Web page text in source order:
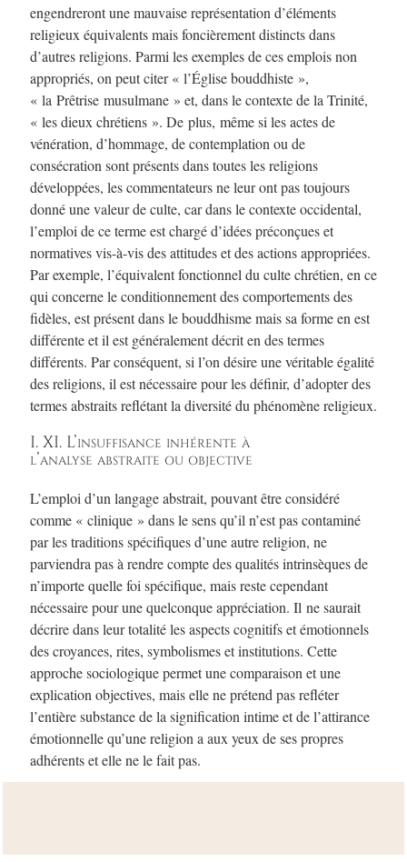
engendreront une mauvaise représentation d’éléments
religieux équivalents mais foncièrement distincts dans
d’autres religions. Parmi les exemples de ces emplois non
appropriés, on peut citer « l’Église bouddhiste »,
« la Prêtrise musulmane » et, dans le contexte de la Trinité,
« les dieux chrétiens ». De plus, même si les actes de
vénération, d’hommage, de contemplation ou de
consécration sont présents dans toutes les religions
développées, les commentateurs ne leur ont pas toujours
donné une valeur de culte, car dans le contexte occidental,
l’emploi de ce terme est chargé d’idées préconçues et
normatives vis-à-vis des attitudes et des actions appropriées.
Par exemple, l’équivalent fonctionnel du culte chrétien, en ce
qui concerne le conditionnement des comportements des
fidèles, est présent dans le bouddhisme mais sa forme en est
différente et il est généralement décrit en des termes
différents. Par conséquent, si l’on désire une véritable égalité
des religions, il est nécessaire pour les définir, d’adopter des
termes abstraits reflétant la diversité du phénomène religieux.
I. XI. L’insuffisance inhérente à
l’analyse abstraite ou objective
L’emploi d’un langage abstrait, pouvant être considéré
comme « clinique » dans le sens qu’il n’est pas contaminé
par les traditions spécifiques d’une autre religion, ne
parviendra pas à rendre compte des qualités intrinsèques de
n’importe quelle foi spécifique, mais reste cependant
nécessaire pour une quelconque appréciation. Il ne saurait
décrire dans leur totalité les aspects cognitifs et émotionnels
des croyances, rites, symbolismes et institutions. Cette
approche sociologique permet une comparaison et une
explication objectives, mais elle ne prétend pas refléter
l’entière substance de la signification intime et de l’attirance
émotionnelle qu’une religion a aux yeux de ses propres
adhérents et elle ne le fait pas.